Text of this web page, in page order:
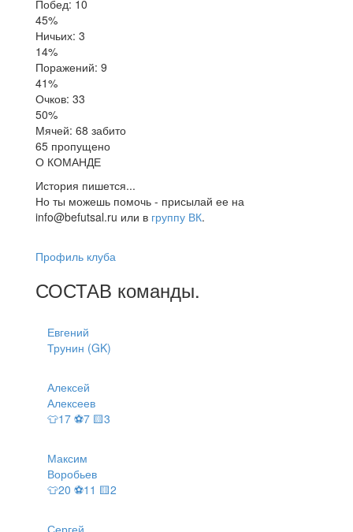
Побед: 10
45%
Ничьих: 3
14%
Поражений: 9
41%
Очков: 33
50%
Мячей: 68 забито
65 пропущено
О КОМАНДЕ
История пишется...
Но ты можешь помочь - присылай ее на
info@befutsal.ru или в группу ВК.
Профиль клуба
СОСТАВ команды.
Евгений
Трунин (GK)
Алексей
Алексеев
👕17 ⚽7 🟨3
Максим
Воробьев
👕20 ⚽11 🟨2
Сергей